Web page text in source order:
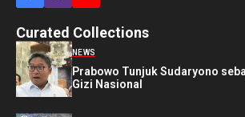
Curated Collections
NEWS
Prabowo Tunjuk Sudaryono
Gizi Nasional